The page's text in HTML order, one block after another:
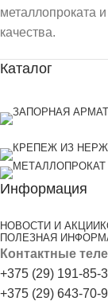
металлопроката
качества.
Каталог
Информация
НОВОСТИ И АКЦИИ
ПОЛЕЗНАЯ
Контактные
+375 (29) 191-85-
+375 (29) 643-70-